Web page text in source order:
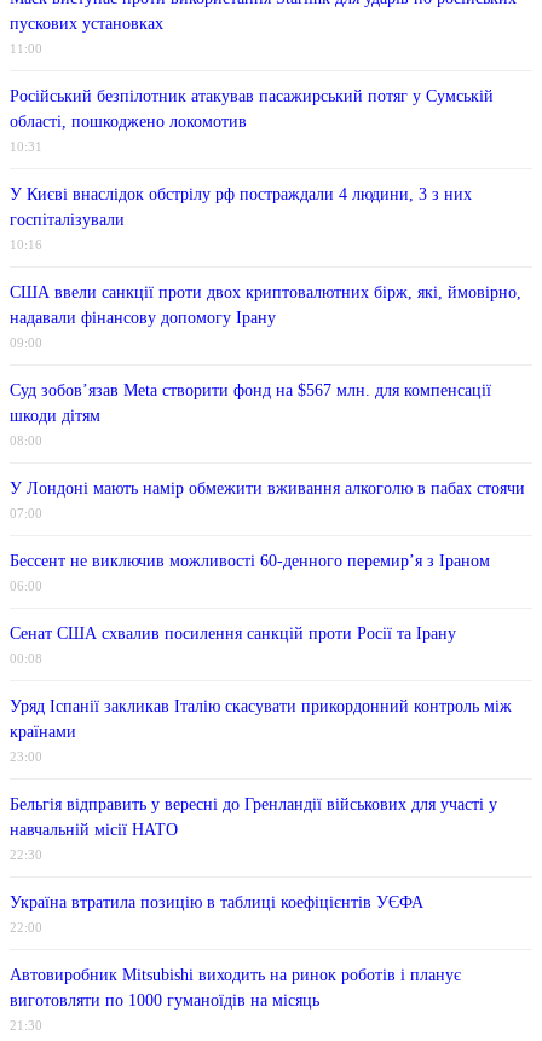
пускових установках
11:00
Російський безпілотник атакував пасажирський потяг у Сумській
області, пошкоджено локомотив
10:31
У Києві внаслідок обстрілу рф постраждали 4 людини, 3 з них
госпіталізували
10:16
США ввели санкції проти двох криптовалютних бірж, які, ймовірно,
надавали фінансову допомогу Ірану
09:00
Суд зобов’язав Meta створити фонд на $567 млн. для компенсації
шкоди дітям
08:00
У Лондоні мають намір обмежити вживання алкоголю в пабах стоячи
07:00
Бессент не виключив можливості 60-денного перемир’я з Іраном
06:00
Сенат США схвалив посилення санкцій проти Росії та Ірану
00:08
Уряд Іспанії закликав Італію скасувати прикордонний контроль між
країнами
23:00
Бельгія відправить у вересні до Гренландії військових для участі у
навчальній місії НАТО
22:30
Україна втратила позицію в таблиці коефіцієнтів УЄФА
22:00
Автовиробник Mitsubishi виходить на ринок роботів і планує
виготовляти по 1000 гуманоїдів на місяць
21:30